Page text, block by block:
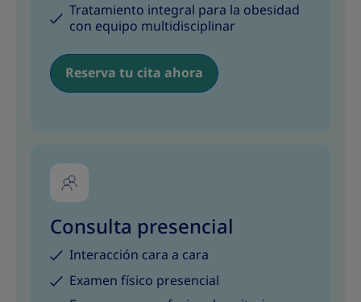
Tratamiento integral para la obesidad
con equipo multidisciplinar
Reserva tu cita ahora
Consulta presencial
Interacción cara a cara
Examen físico presencial